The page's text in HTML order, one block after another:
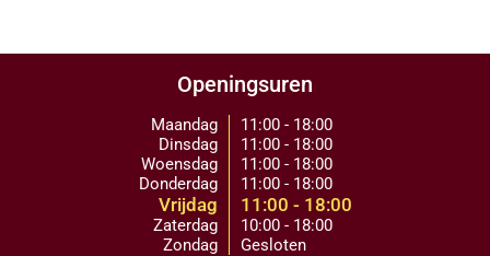
Openingsuren
Maandag
Dinsdag
Woensdag
Donderdag
Vrijdag
Zaterdag
Zondag
11:00 - 18:00
11:00 - 18:00
11:00 - 18:00
11:00 - 18:00
11:00 - 18:00
10:00 - 18:00
Gesloten